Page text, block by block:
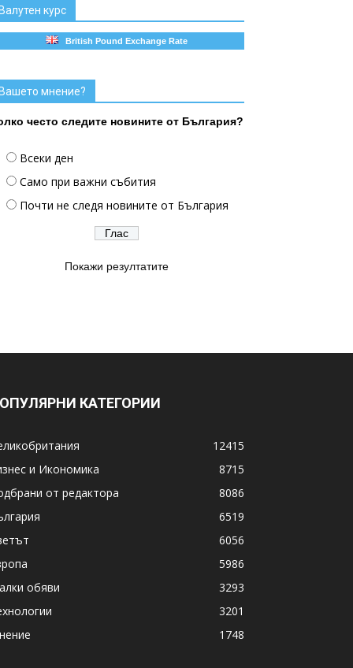
курс
British Pound Exchange Rate
мнение?
често следите новините от България?
Всеки ден
Само при важни събития
Почти не следя новините от България
Покажи резултатите
КАТЕГОРИИ
12415
и Икономика
8715
от редактора
8086
6519
6056
5986
обяви
3293
3201
1748